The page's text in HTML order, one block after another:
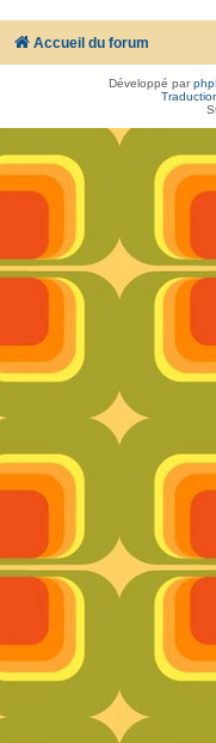
Accueil du forum
Développé par